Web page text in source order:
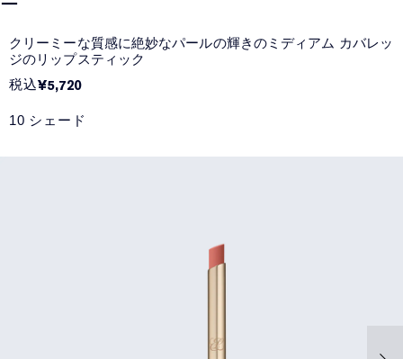
クリーミーな質感に絶妙なパールの輝きのミディアム カバレッ
ジのリップスティック
税込¥5,720
10 シェード